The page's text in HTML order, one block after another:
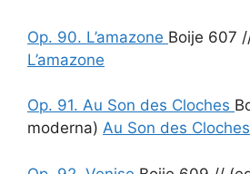
Op. 90. L’amazone Boije 607
L’amazone
Op. 91. Au Son des Cloches
moderna) Au Son des Cloches